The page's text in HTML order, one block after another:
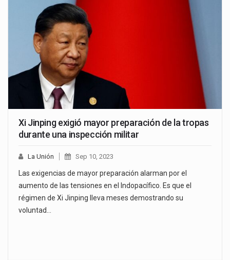
Xi Jinping exigió mayor preparación de la tropas
durante una inspección militar
La Unión Sep 10, 2023
Las exigencias de mayor preparación alarman por el
aumento de las tensiones en el Indopacífico. Es que el
régimen de Xi Jinping lleva meses demostrando su
voluntad…